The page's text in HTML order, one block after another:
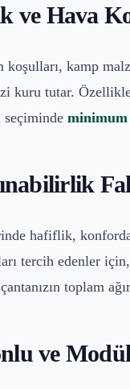
ve Hava
kamp
kuru tutar.
seçiminde minimum
hafiflik,
tercih edenler
toplam
ve